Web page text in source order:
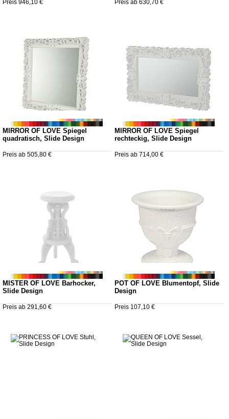
Preis 946,10 € Preis ab 630,70 €
MIRROR OF LOVE Spiegel
quadratisch, Slide Design
Preis ab 505,80 €
MIRROR OF LOVE Spiegel
rechteckig, Slide Design
Preis ab 714,00 €
MISTER OF LOVE Barhocker,
Slide Design
Preis ab 291,60 €
POT OF LOVE Blumentopf, Slide
Design
Preis 107,10 €